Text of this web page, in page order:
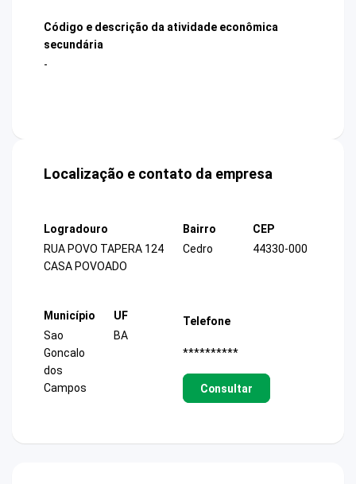
Código e descrição da atividade econômica
secundária
-
Localização e contato da empresa
Logradouro
RUA POVO TAPERA 124
CASA POVOADO
Bairro
Cedro
CEP
44330-000
Município
Sao
Goncalo
dos
Campos
UF
BA
Telefone
**********
Consultar